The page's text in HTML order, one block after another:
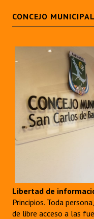
CONCEJO
Libertad de
Principios. Toda
de libre acceso a las